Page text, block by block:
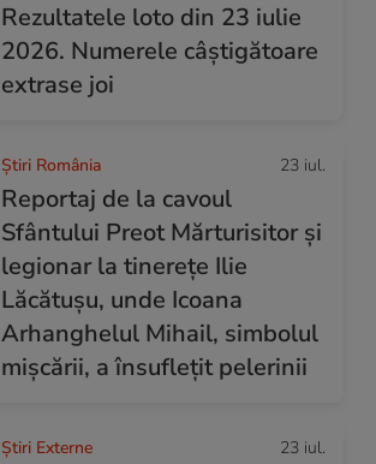
Rezultatele loto din 23 iulie
2026. Numerele câștigătoare
extrase joi
Știri România 23 iul.
Reportaj de la cavoul
Sfântului Preot Mărturisitor și
legionar la tinerețe Ilie
Lăcătușu, unde Icoana
Arhanghelul Mihail, simbolul
mișcării, a însuflețit pelerinii
Știri Externe 23 iul.